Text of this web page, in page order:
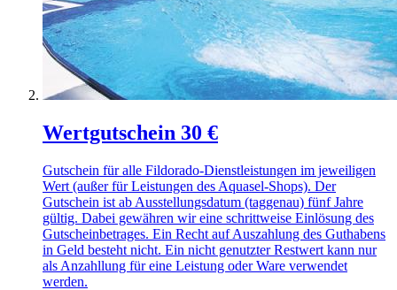
Wertgutschein 30 €
Gutschein für alle Fildorado-Dienstleistungen im jeweiligen
Wert (außer für Leistungen des Aquasel-Shops). Der
Gutschein ist ab Ausstellungsdatum (taggenau) fünf Jahre
gültig. Dabei gewähren wir eine schrittweise Einlösung des
Gutscheinbetrages. Ein Recht auf Auszahlung des Guthabens
in Geld besteht nicht. Ein nicht genutzter Restwert kann nur
als Anzahllung für eine Leistung oder Ware verwendet
werden.